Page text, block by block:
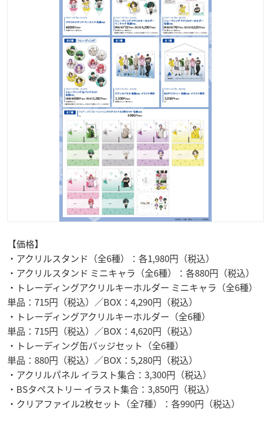
【価格】
・アクリルスタンド（全6種）：各1,980円（税込）
・アクリルスタンド ミニキャラ（全6種）：各880円（税込）
・トレーディングアクリルキーホルダー ミニキャラ（全6種）
単品：715円（税込）／BOX：4,290円（税込）
・トレーディングアクリルキーホルダー（全6種）
単品：715円（税込）／BOX：4,620円（税込）
・トレーディング缶バッジセット（全6種）
単品：880円（税込）／BOX：5,280円（税込）
・アクリルパネル イラスト集合：3,300円（税込）
・BSタペストリー イラスト集合：3,850円（税込）
・クリアファイル2枚セット（全7種）：各990円（税込）